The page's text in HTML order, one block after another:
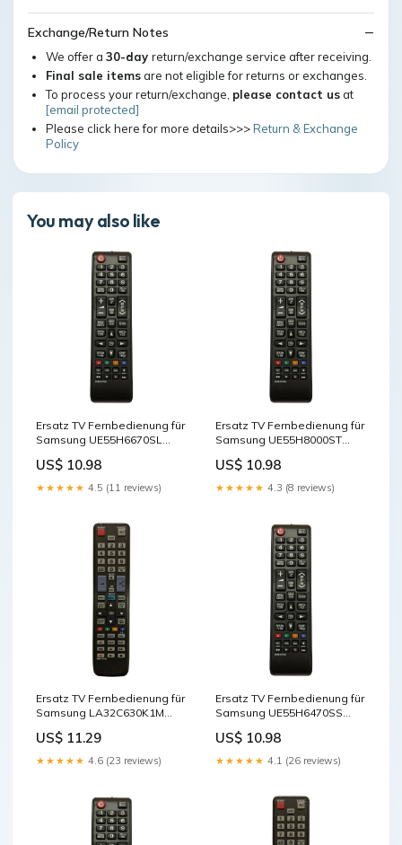
Exchange/Return Notes
We offer a 30-day return/exchange service after receiving.
Final sale itemsare not eligible for returns or exchanges.
To process your return/exchange, please contact usat
[email protected]
Please click here for more details>>>Return & Exchange
Policy
You may also like
Ersatz TV Fernbedienung für
Samsung UE55H6670SL
US$ 10.98
★★★★★ 4.5 (11 reviews)
Ersatz TV Fernbedienung für
Samsung UE55H8000ST
US$ 10.98
★★★★★ 4.3 (8 reviews)
Ersatz TV Fernbedienung für
Samsung LA32C630K1M
US$ 11.29
★★★★★ 4.6 (23 reviews)
Ersatz TV Fernbedienung für
Samsung UE55H6470SS
US$ 10.98
★★★★★ 4.1 (26 reviews)